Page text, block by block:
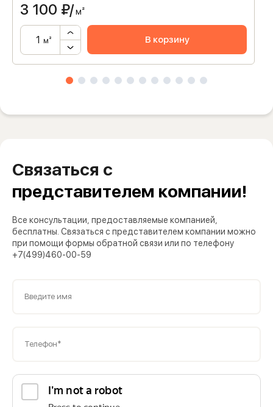
3 100 ₽/м²
м² В корзину
Связаться с
представителем компании!
Все консультации, предоставляемые компанией,
бесплатны. Связаться с представителем компании можно
при помощи формы обратной связи или по телефону
+7(499)460-00-59
Введите имя
Телефон*